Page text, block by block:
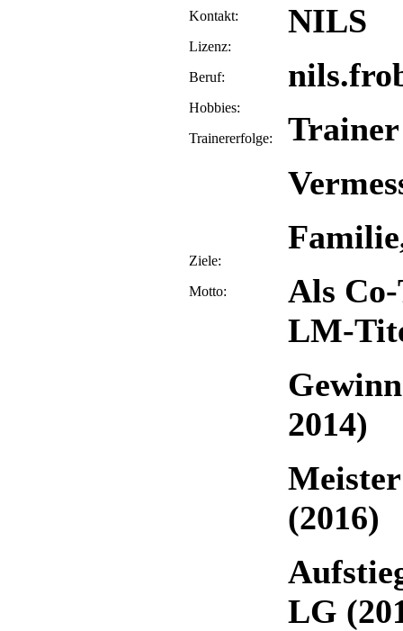
Kontakt:
Lizenz:
Beruf:
Hobbies:
Trainererfolge:
Ziele:
Motto:
NILS
Als
LM-
2014)
(2016)
LG